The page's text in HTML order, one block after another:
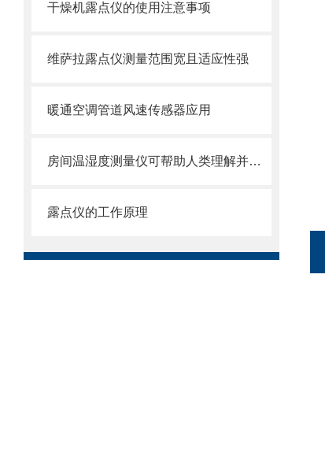
干燥机露点仪的使用注意事项
维萨拉露点仪测量范围宽且适应性强
暖通空调管道风速传感器应用
房间温湿度测量仪可帮助人类理解并改善居住环境
露点仪的工作原理